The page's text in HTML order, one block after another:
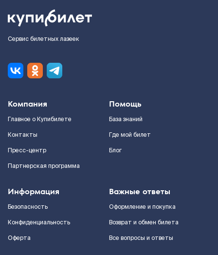
Сервис билетных лазеек
Компания
Главное о Купибилете
Контакты
Пресс-центр
Партнерская программа
Помощь
База знаний
Где мой билет
Блог
Информация
Безопасность
Конфиденциальность
Оферта
Важные ответы
Оформление и покупка
Возврат и обмен билета
Все вопросы и ответы